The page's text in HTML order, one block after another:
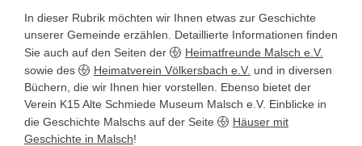
In dieser Rubrik möchten wir Ihnen etwas zur Geschichte
unserer Gemeinde erzählen. Detaillierte Informationen finden
Sie auch auf den Seiten der
Heimatfreunde Malsch e.V.
sowie des
Heimatverein Völkersbach e.V. und in diversen
Büchern, die wir Ihnen hier vorstellen. Ebenso bietet der
Verein K15 Alte Schmiede Museum Malsch e.V. Einblicke in
die Geschichte Malschs auf der Seite
Häuser mit
Geschichte in Malsch!